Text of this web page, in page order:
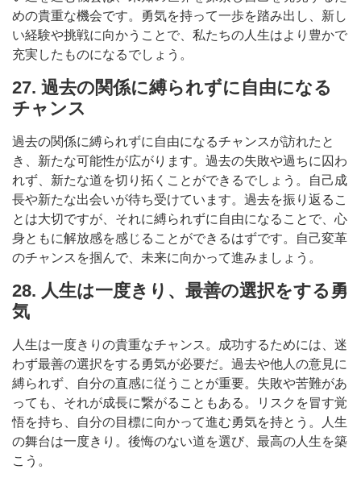
めの貴重な機会です。勇気を持って一歩を踏み出し、新し
い経験や挑戦に向かうことで、私たちの人生はより豊かで
充実したものになるでしょう。
27. 過去の関係に縛られずに自由になる
チャンス
過去の関係に縛られずに自由になるチャンスが訪れたと
き、新たな可能性が広がります。過去の失敗や過ちに囚わ
れず、新たな道を切り拓くことができるでしょう。自己成
長や新たな出会いが待ち受けています。過去を振り返るこ
とは大切ですが、それに縛られずに自由になることで、心
身ともに解放感を感じることができるはずです。自己変革
のチャンスを掴んで、未来に向かって進みましょう。
28. 人生は一度きり、最善の選択をする勇
気
人生は一度きりの貴重なチャンス。成功するためには、迷
わず最善の選択をする勇気が必要だ。過去や他人の意見に
縛られず、自分の直感に従うことが重要。失敗や苦難があ
っても、それが成長に繋がることもある。リスクを冒す覚
悟を持ち、自分の目標に向かって進む勇気を持とう。人生
の舞台は一度きり。後悔のない道を選び、最高の人生を築
こう。